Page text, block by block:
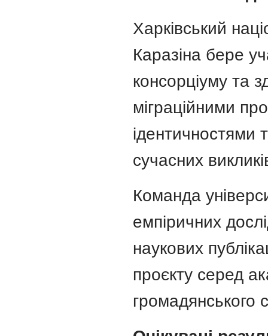
Харківський
Каразіна бере
консорціуму та
міграційними
ідентичностями
сучасних
Команда
емпіричних
наукових
проєкту серед
громадянського